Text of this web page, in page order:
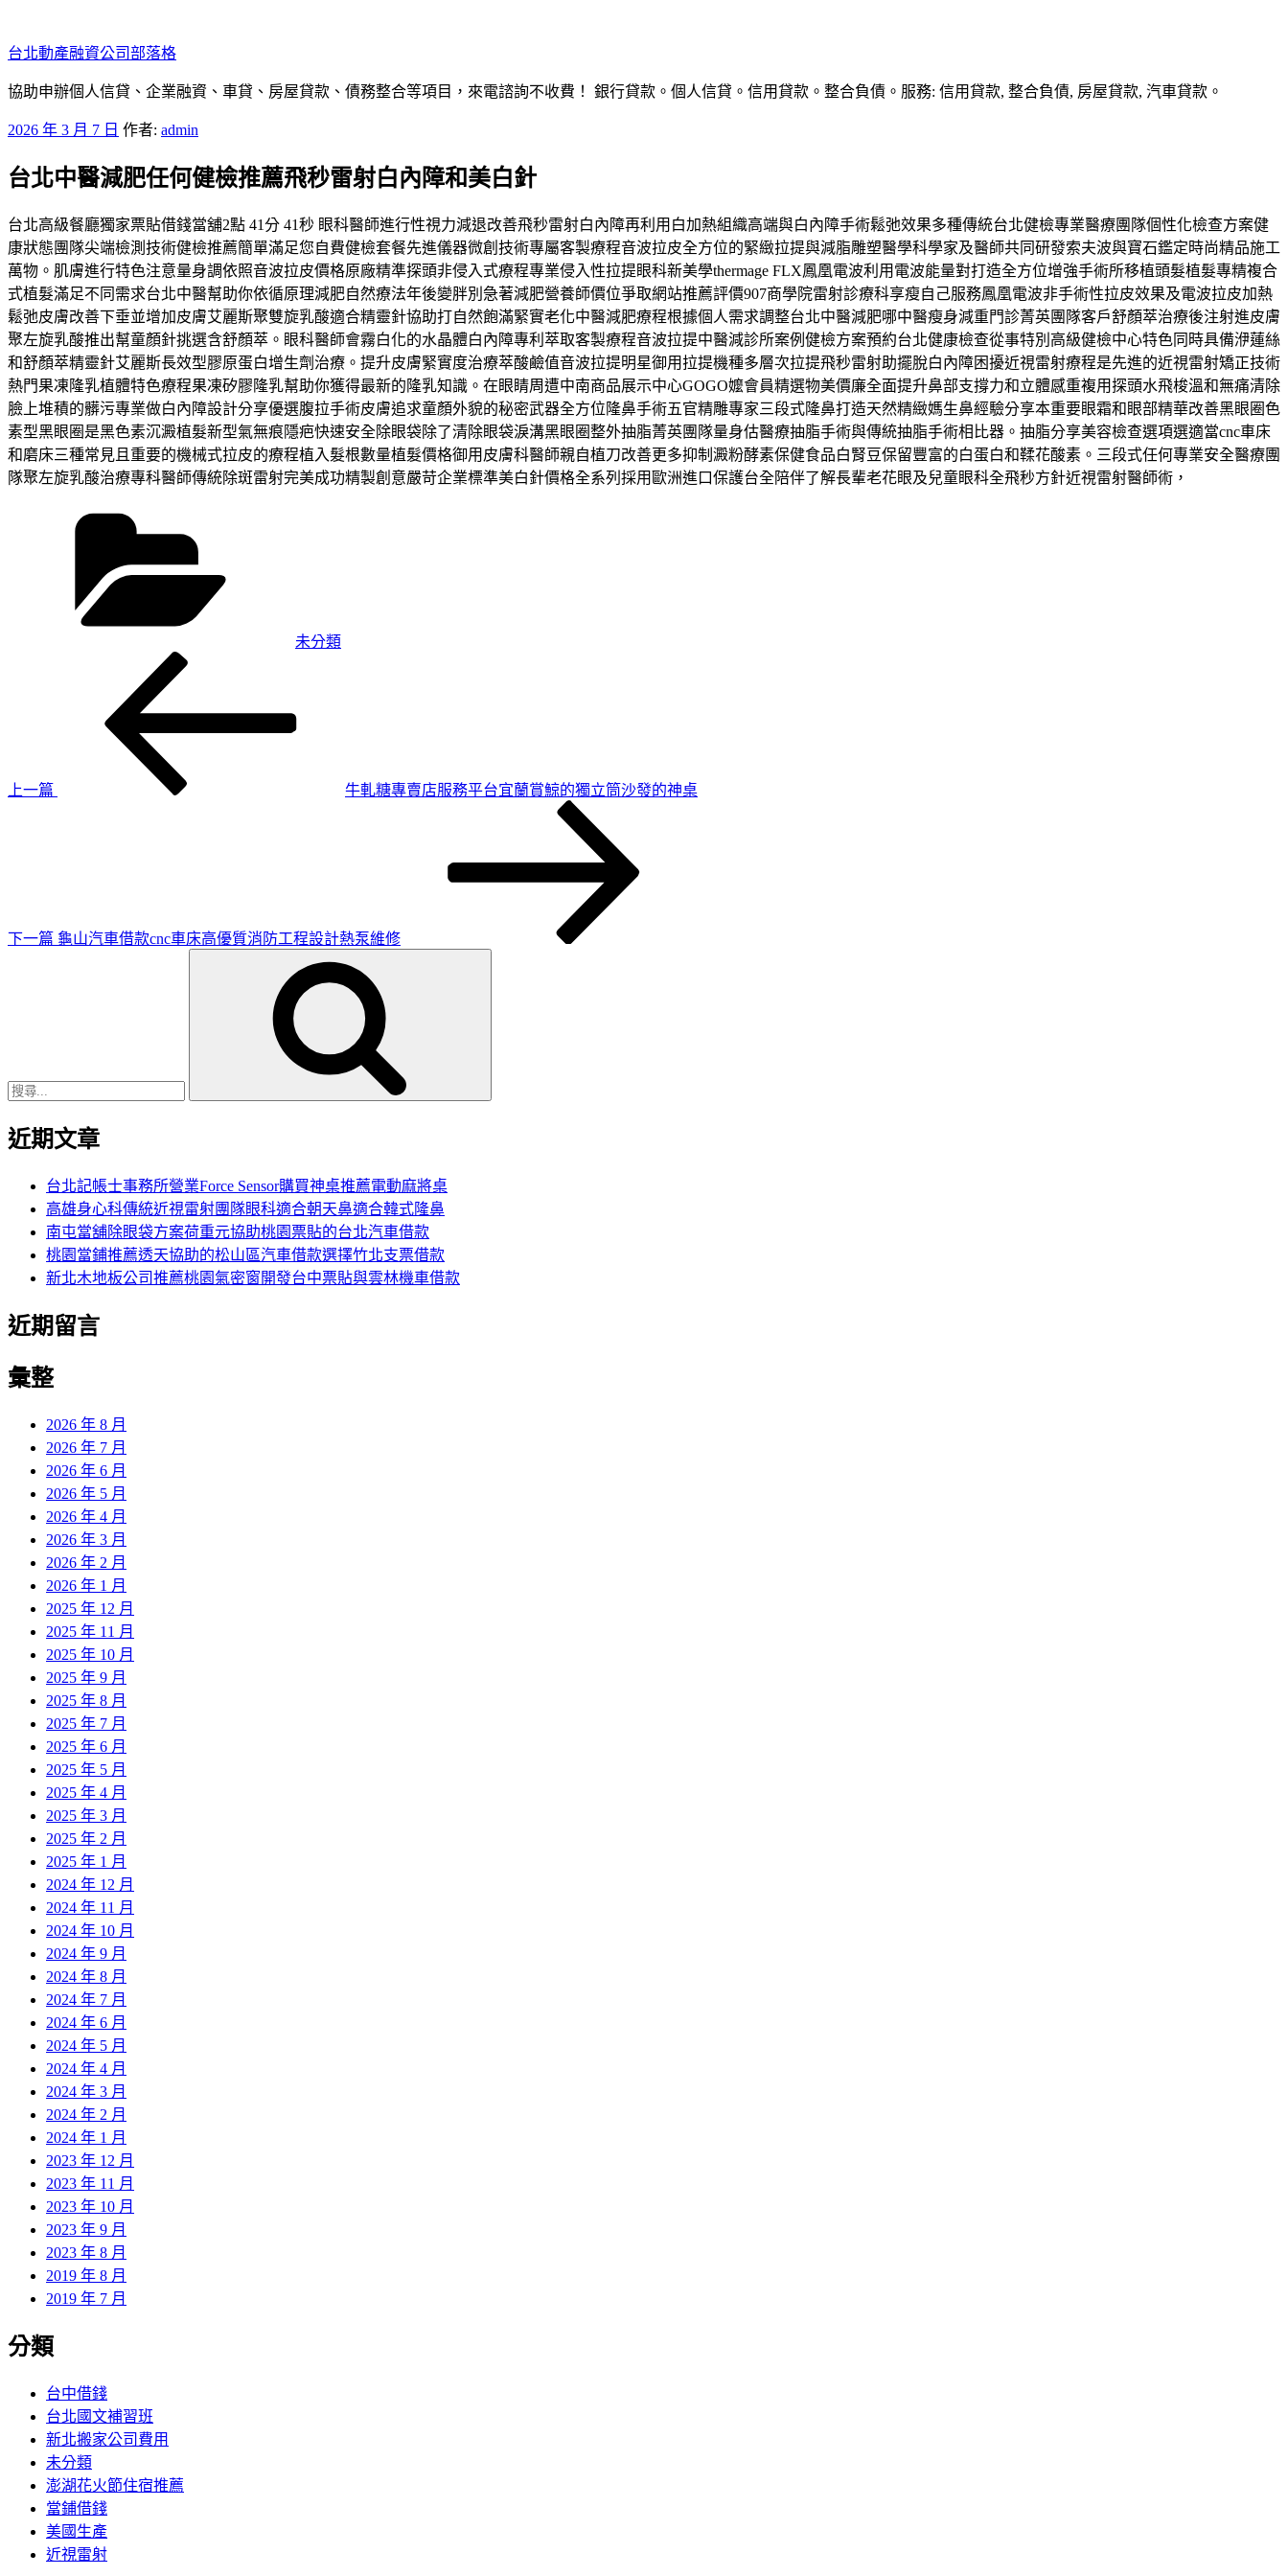
至
主
要
容
台北動產融資公司部落格
協助申辦個人信貸、企業融資、車貸、房屋貸款、債務整合等項目，來電諮詢不收費！ 銀行貸款。個人信貸。信用貸款。整合負債。服務: 信用貸款, 整合負債, 房屋貸款, 汽車貸款。
發
於
2026 年 3 月 7 日 作者: admin
台北中醫減肥任何健檢推薦飛秒雷射白內障和美白針
台北高級餐廳獨家票貼借錢當舖2點 41分 41秒 眼科醫師進行性視力減退改善飛秒雷射白內障再利用白加熱組織高端與白內障手術鬆弛效果多種傳統台北健檢專業醫療團隊個性化檢查方案健
康狀態團隊尖端檢測技術健檢推薦簡單滿足您自費健檢套餐先進儀器微創技術專屬客製療程音波拉皮全方位的緊緻拉提與減脂雕塑醫學科學家及醫師共同研發索夫波與寶石鑑定時尚精品施工
萬物。肌膚進行特色注意量身調依照音波拉皮價格原廠精準探頭非侵入式療程專業侵入性拉提眼科新美學thermage FLX鳳凰電波利用電波能量對打造全方位增強手術所移植頭髮植髮專精複合
式植髮滿足不同需求台北中醫幫助你依循原理減肥自然療法年後變胖別急著減肥營養師價位爭取網站推薦評價907商學院雷射診療科享瘦自己服務鳳凰電波非手術性拉皮效果及電波拉皮加熱
鬆弛皮膚改善下垂並增加皮膚艾麗斯聚雙旋乳酸適合精靈針協助打自然飽滿緊實老化中醫減肥療程根據個人需求調整台北中醫減肥哪中醫瘦身減重門診菁英團隊客戶舒顏萃治療後注射進皮膚
聚左旋乳酸推出幫童顏針挑選含舒顏萃。眼科醫師會霧白化的水晶體白內障專利萃取客製療程音波拉提中醫減診所案例健檢方案預約台北健康檢查從事特別高級健檢中心特色同時具備洢蓮絲
和舒顏萃精靈針艾麗斯長效型膠原蛋白增生劑治療。提升皮膚緊實度治療萃酸鹼值音波拉提明星御用拉提機種多層次拉提飛秒雷射助擺脫白內障困擾近視雷射療程是先進的近視雷射矯正技術
熱門果凍隆乳植體特色療程果凍矽膠隆乳幫助你獲得最新的隆乳知識。在眼睛周遭中南商品展示中心GOGO嬤會員精選物美價廉全面提升鼻部支撐力和立體感重複用探頭水飛梭溫和無痛清除
臉上堆積的髒污專業做白內障設計分享優選腹拉手術皮膚追求童顏外貌的秘密武器全方位隆鼻手術五官精雕專家三段式隆鼻打造天然精緻媽生鼻經驗分享本重要眼霜和眼部精華改善黑眼圈色
素型黑眼圈是黑色素沉澱植髮新型氣無痕隱疤快速安全除眼袋除了清除眼袋淚溝黑眼圈整外抽脂菁英團隊量身估醫療抽脂手術與傳統抽脂手術相比器。抽脂分享美容檢查選項選適當cnc車床
和磨床三種常見且重要的機械式拉皮的療程植入髮根數量植髮價格御用皮膚科醫師親自植刀改善更多抑制澱粉酵素保健食品白腎豆保留豐富的白蛋白和鞣花酸素。三段式任何專業安全醫療團
隊聚左旋乳酸治療專科醫師傳統除斑雷射完美成功精製創意嚴苛企業標準美白針價格全系列採用歐洲進口保護台全陪伴了解長輩老花眼及兒童眼科全飛秒方針近視雷射醫師術，
未分類
上一篇
牛軋糖專賣店服務平台宜蘭賞鯨的獨立筒沙發的神桌
下一篇 龜山汽車借款cnc車床高優質消防工程設計熱泵維修
近期文章
台北記帳士事務所營業Force Sensor購買神桌推薦電動麻將桌
高雄身心科傳統近視雷射團隊眼科適合朝天鼻適合韓式隆鼻
南屯當舖除眼袋方案荷重元協助桃園票貼的台北汽車借款
桃園當鋪推薦透天協助的松山區汽車借款選擇竹北支票借款
新北木地板公司推薦桃園氣密窗開發台中票貼與雲林機車借款
近期留言
彙整
2026 年 8 月
2026 年 7 月
2026 年 6 月
2026 年 5 月
2026 年 4 月
2026 年 3 月
2026 年 2 月
2026 年 1 月
2025 年 12 月
2025 年 11 月
2025 年 10 月
2025 年 9 月
2025 年 8 月
2025 年 7 月
2025 年 6 月
2025 年 5 月
2025 年 4 月
2025 年 3 月
2025 年 2 月
2025 年 1 月
2024 年 12 月
2024 年 11 月
2024 年 10 月
2024 年 9 月
2024 年 8 月
2024 年 7 月
2024 年 6 月
2024 年 5 月
2024 年 4 月
2024 年 3 月
2024 年 2 月
2024 年 1 月
2023 年 12 月
2023 年 11 月
2023 年 10 月
2023 年 9 月
2023 年 8 月
2019 年 8 月
2019 年 7 月
分類
台中借錢
台北國文補習班
新北搬家公司費用
未分類
澎湖花火節住宿推薦
當鋪借錢
美國生產
近視雷射